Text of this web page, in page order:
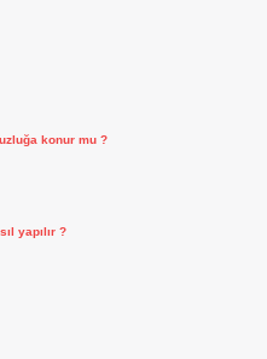
konur mu ?
yapılır ?